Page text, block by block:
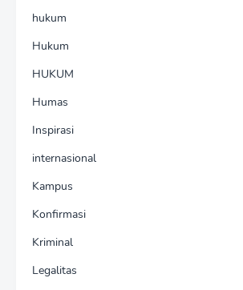
hukum
Hukum
HUKUM
Humas
Inspirasi
internasional
Kampus
Konfirmasi
Kriminal
Legalitas